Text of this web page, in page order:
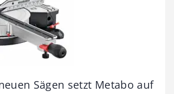
Sägen setzt Metabo auf